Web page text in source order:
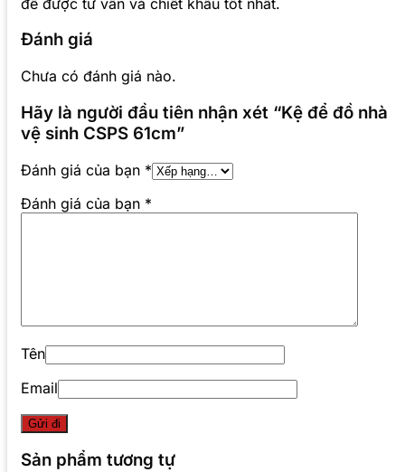
Đánh giá
Chưa có đánh giá nào.
Hãy là người đầu tiên nhận xét “Kệ để đồ nhà
vệ sinh CSPS 61cm”
Đánh giá của bạn *
Đánh giá của bạn *
Tên
Email
Sản phẩm tương tự